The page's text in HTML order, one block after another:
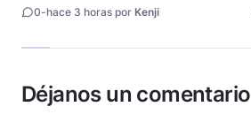
0-hace 3 horas por Kenji
Déjanos un comentario